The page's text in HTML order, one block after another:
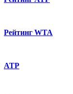
Рейтинг WTA
ATP